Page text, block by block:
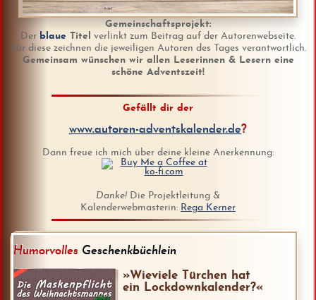
Gemeinschaftsprojekt:
Der blaue Titel
verlinkt zum Beitrag auf der Autorenwebseite.
Für diese zeichnen die jeweiligen Autoren des Tages verantwortlich.
Gemeinsam wünschen wir allen Leserinnen & Lesern eine
schöne Adventszeit!
Gefällt dir der
www.autoren-adventskalender.de?
Dann freue ich mich über deine kleine Anerkennung:
Danke! Die Projektleitung &
Kalenderwebmasterin: Rega Kerner
Humorvolles Geschenkbüchlein
»Wieviele Türchen hat
ein Lockdownkalender?«